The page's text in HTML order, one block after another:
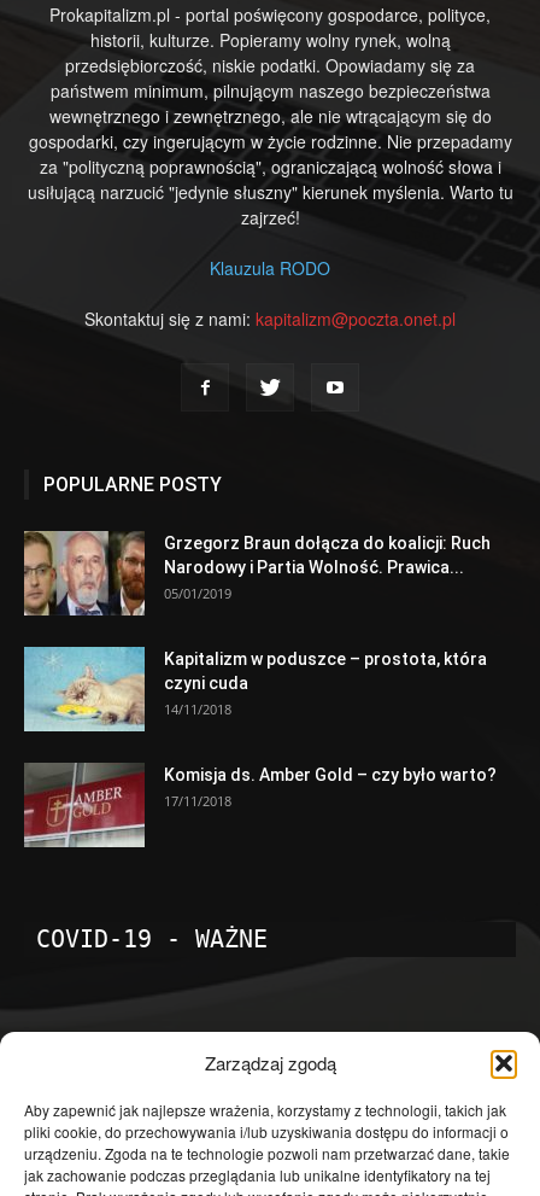
Zarządzaj zgodą
Aby zapewnić jak najlepsze wrażenia, korzystamy z technologii, takich jak
pliki cookie, do przechowywania i/lub uzyskiwania dostępu do informacji o
urządzeniu. Zgoda na te technologie pozwoli nam przetwarzać dane, takie
jak zachowanie podczas przeglądania lub unikalne identyfikatory na tej
Prokapitalizm.pl - portal poświęcony gospodarce, polityce,
historii, kulturze. Popieramy wolny rynek, wolną
przedsiębiorczość, niskie podatki. Opowiadamy się za
państwem minimum, pilnującym naszego bezpieczeństwa
wewnętrznego i zewnętrznego, ale nie wtrącającym się do
gospodarki, czy ingerującym w życie rodzinne. Nie przepadamy
za "polityczną poprawnością", ograniczającą wolność słowa i
usiłującą narzucić "jedynie słuszny" kierunek myślenia. Warto tu
zajrzeć!
Klauzula RODO
Skontaktuj się z nami: kapitalizm@poczta.onet.pl
POPULARNE POSTY
Grzegorz Braun dołącza do koalicji: Ruch
Narodowy i Partia Wolność. Prawica...
05/01/2019
Kapitalizm w poduszce – prostota, która
czyni cuda
14/11/2018
Komisja ds. Amber Gold – czy było warto?
17/11/2018
COVID-19 - WAŻNE
Temat dnia
4601
Publicystyka
4363
Polityka
3639